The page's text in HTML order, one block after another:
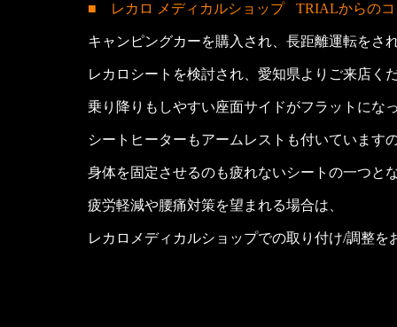
■ レカロ メディカルショップ TRIALからの
キャンピングカーを購入され、長距離運転をさ
レカロシートを検討され、愛知県よりご来店く
乗り降りもしやすい座面サイドがフラットにな
シートヒーターもアームレストも付いています
身体を固定させるのも疲れないシートの一つと
疲労軽減や腰痛対策を望まれる場合は、
レカロメディカルショップでの取り付け/調整を